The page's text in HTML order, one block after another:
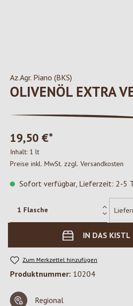
Az.Agr. Piano (BKS)
OLIVENÖL EXTRA
19,50 €*
Inhalt: 1 lt
Preise inkl. MwSt. zzgl. Versandkosten
Sofort verfügbar, Lieferzeit: 2-5
IN DAS KISTL
Zum Merkzettel hinzufügen
Produktnummer: 10204
Regional